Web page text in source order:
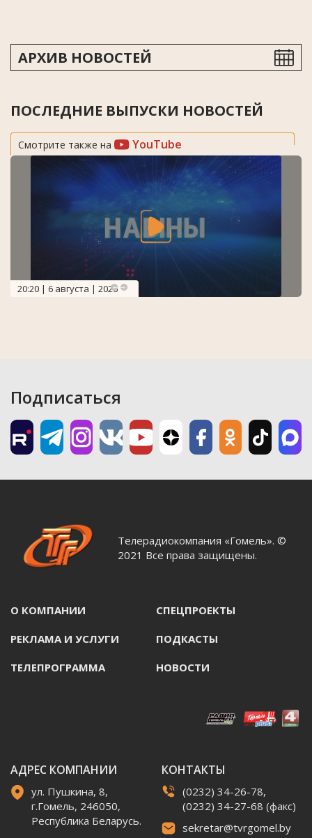
АРХИВ НОВОСТЕЙ
ПОСЛЕДНИЕ ВЫПУСКИ НОВОСТЕЙ
Смотрите также на YouTube
20:20 | 6 августа | 2026
Подписаться
Телерадиокомпания «Гомель». ©
2021 Все права защищены.
О КОМПАНИИ СПЕЦПРОЕКТЫ
РЕКЛАМА И УСЛУГИ ПОДКАСТЫ
ТЕЛЕПРОГРАММА НОВОСТИ
АДРЕС КОМПАНИИ
ул. Пушкина, 8,
г.Гомель, 246050,
Республика Беларусь.
КОНТАКТЫ
(0232) 34-26-78,
(0232) 34-27-68 (факс)
sekretar@tvrgomel.by